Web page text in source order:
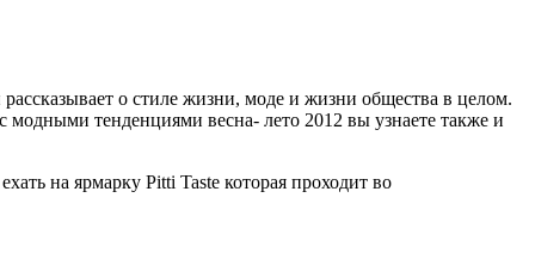
о стиле жизни, моде и жизни общества в целом.
тенденциями весна- лето 2012 вы узнаете также и
на ярмарку Pitti Taste которая проходит во